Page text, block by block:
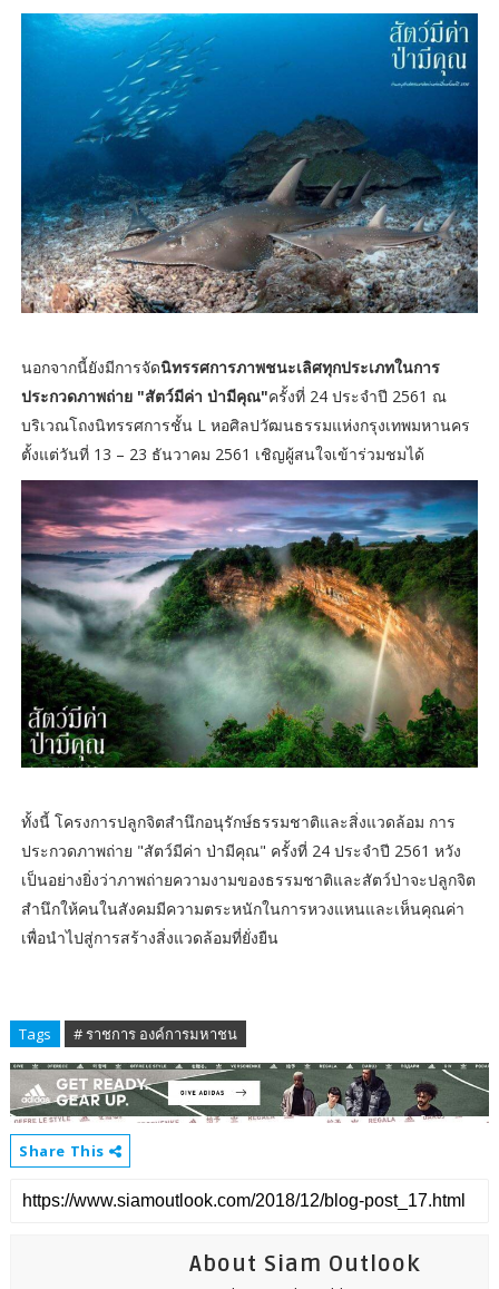
นอกจากนี้ยังมีการจัดนิทรรศการภาพชนะเลิศทุกประเภทในการ
ประกวดภาพถ่าย "สัตว์มีค่า ป่ามีคุณ"ครั้งที่ 24 ประจำปี 2561 ณ
บริเวณโถงนิทรรศการชั้น L หอศิลปวัฒนธรรมแห่งกรุงเทพมหานคร
ตั้งแต่วันที่ 13 – 23 ธันวาคม 2561 เชิญผู้สนใจเข้าร่วมชมได้
ทั้งนี้ โครงการปลูกจิตสำนึกอนุรักษ์ธรรมชาติและสิ่งแวดล้อม การ
ประกวดภาพถ่าย "สัตว์มีค่า ป่ามีคุณ" ครั้งที่ 24 ประจำปี 2561 หวัง
เป็นอย่างยิ่งว่าภาพถ่ายความงามของธรรมชาติและสัตว์ป่าจะปลูกจิต
สำนึกให้คนในสังคมมีความตระหนักในการหวงแหนและเห็นคุณค่า
เพื่อนำไปสู่การสร้างสิ่งแวดล้อมที่ยั่งยืน
Tags # ราชการ องค์การมหาชน
Share This
About Siam Outlook